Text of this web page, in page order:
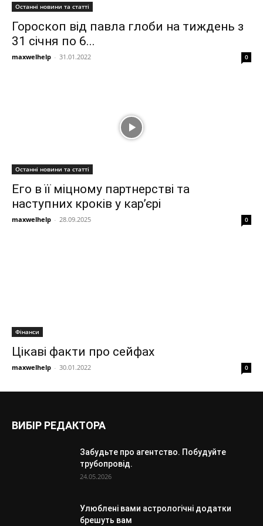
Останні новини та статті
Гороскоп від павла глоби на тиждень з
31 січня по 6...
maxwelhelp - 31.01.2022 0
Останні новини та статті
Его в її міцному партнерстві та
наступних кроків у кар’єрі
maxwelhelp - 28.09.2025 0
Фінанси
Цікаві факти про сейфах
maxwelhelp - 30.01.2022 0
ВИБІР РЕДАКТОРА
Забудьте про агентство. Побудуйте
трубопровід.
24.05.2026
Улюблені вами астрологічні додатки
брешуть вам